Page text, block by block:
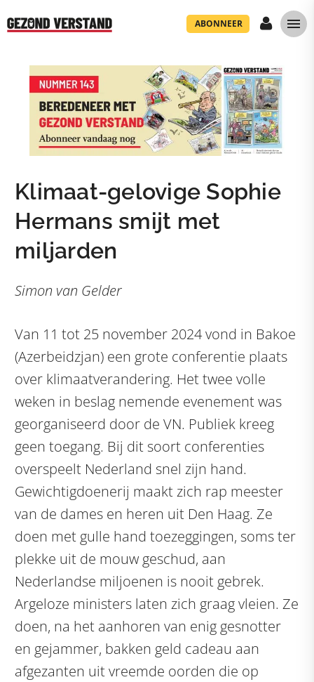
ABONNEER
Klimaat-gelovige Sophie
Hermans smijt met
miljarden
Simon van Gelder
Van 11 tot 25 november 2024 vond in Bakoe
(Azerbeidzjan) een grote conferentie plaats
over klimaatverandering. Het twee volle
weken in beslag nemende evenement was
georganiseerd door de VN. Publiek kreeg
geen toegang. Bij dit soort conferenties
overspeelt Nederland snel zijn hand.
Gewichtigdoenerij maakt zich rap meester
van de dames en heren uit Den Haag. Ze
doen met gulle hand toezeggingen, soms ter
plekke uit de mouw geschud, aan
Nederlandse miljoenen is nooit gebrek.
Argeloze ministers laten zich graag vleien. Ze
doen, na het aanhoren van enig gesnotter
en gejammer, bakken geld cadeau aan
afgezanten uit vreemde oorden die op